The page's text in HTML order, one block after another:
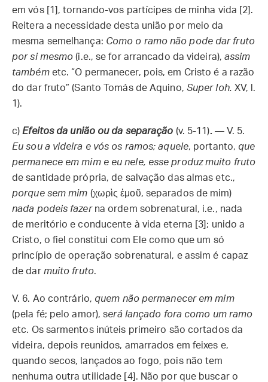
em vós [1], tornando-vos partícipes de minha vida [2].
Reitera a necessidade desta união por meio da
mesma semelhança: Como o ramo não pode dar fruto
por si mesmo (i.e., se for arrancado da videira),assim
tambémetc. “O permanecer, pois, em Cristo é a razão
do dar fruto” (Santo Tomás de Aquino, Super Ioh. XV, l.
1).
c) Efeitos da união ou da separação (v. 5-11).— V. 5.
Eu sou a videira e vós os ramos; aquele, portanto, que
permanece em mim e eu nele, esse produz muito fruto
de santidade própria, de salvação das almas etc.,
porque sem mim (χωρὶς ἐμοῦ, separados de mim)
nada podeis fazerna ordem sobrenatural, i.e., nada
de meritório e conducente à vida eterna [3]; unido a
Cristo, o fiel constitui com Ele como que um só
princípio de operação sobrenatural, e assim é capaz
de dar muito fruto.
V. 6. Ao contrário, quem não permanecer em mim
(pela fé; pelo amor), será lançado fora como um ramo
etc. Os sarmentos inúteis primeiro são cortados da
videira, depois reunidos, amarrados em feixes e,
quando secos, lançados ao fogo, pois não tem
nenhuma outra utilidade [4]. Não por que buscar o